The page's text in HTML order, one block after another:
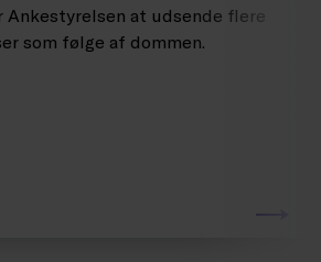
Ankestyrelsen at udsende flere
som følge af dommen.